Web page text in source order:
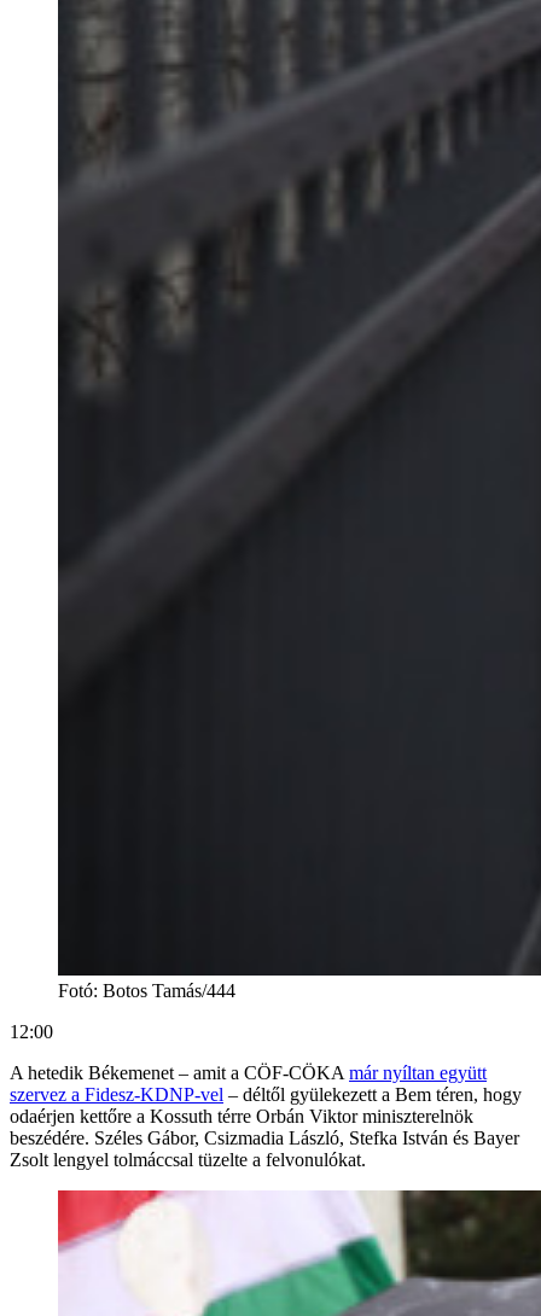
Fotó: Botos Tamás/444
12:00
A hetedik Békemenet – amit a CÖF-CÖKAmár nyíltan együtt
szervez a Fidesz-KDNP-vel – déltől gyülekezett a Bem téren, hogy
odaérjen kettőre a Kossuth térre Orbán Viktor miniszterelnök
beszédére. Széles Gábor, Csizmadia László, Stefka István és Bayer
Zsolt lengyel tolmáccsal tüzelte a felvonulókat.